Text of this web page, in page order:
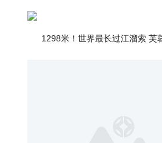
1298米！世界最长过江溜索 芙